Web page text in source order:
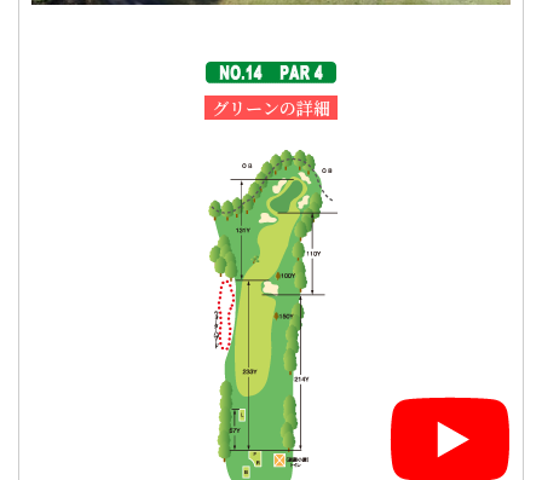
グリーンの詳細